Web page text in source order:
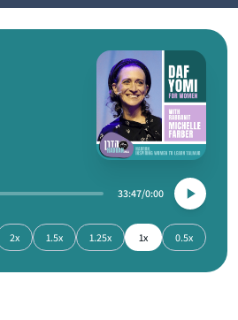
0:00
33:47
0.5x
1x
1.25x
1.5x
2x